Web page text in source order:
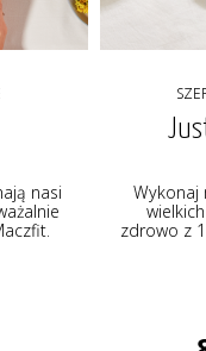
nasi
Wykonaj
zdrowo z